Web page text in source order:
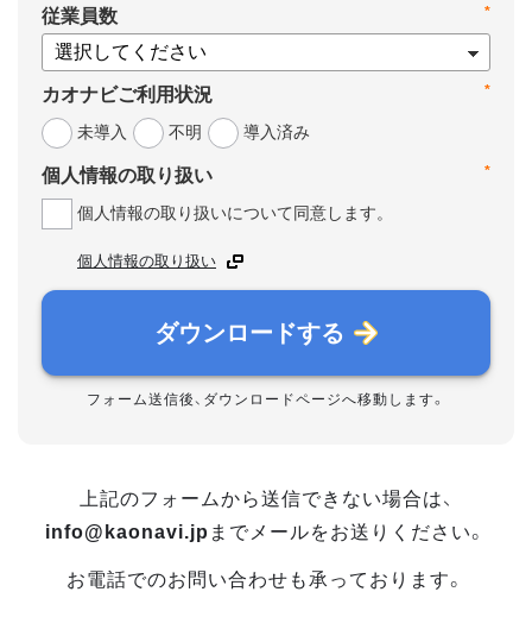
*
従業員数
*
カオナビご利用状況
未導入
不明 導入済み
*
個人情報の取り扱い
個人情報の取り扱いについて同意します。
個人情報の取り扱い
ダウンロードする
フォーム送信後、ダウンロードページへ移動します。
上記のフォームから送信できない場合は、
info@kaonavi.jp までメールをお送りください。
お電話でのお問い合わせも承っております。